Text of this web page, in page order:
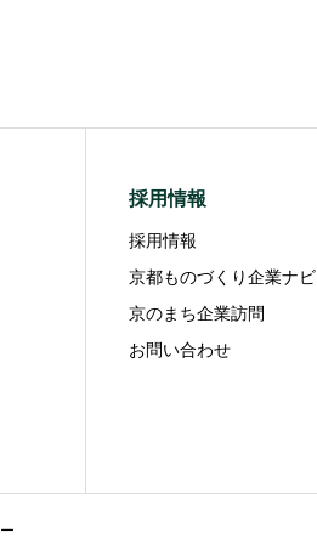
採用情報
採用情報
京都ものづくり企業ナビ
京のまち企業訪問
お問い合わせ